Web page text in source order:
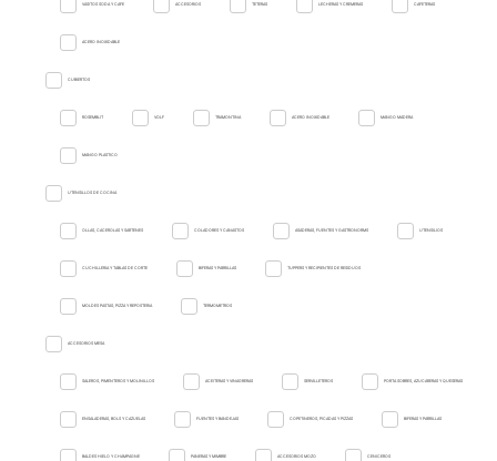
VASITOS SODA Y CAFE ACCESORIOS TETERAS LECHERAS Y CREMERAS CAFETERAS
ACERO INOXIDABLE
CUBIERTOS
ROSEMBLIT VOLF TRAMONTINA ACERO INOXIDABLE MANGO MADERA
MANGO PLASTICO
UTENSILLOS DE COCINA
OLLAS, CACEROLAS Y SARTENES COLADORES Y CANASTOS ASADERAS, FUENTES Y GASTRONORMS UTENSILIOS
CUCHILLERIA Y TABLAS DE CORTE BIFERAS Y PARRILLAS TUPPERS Y RECIPIENTES DE RESIDUOS
MOLDES PASTAS, PIZZA Y REPOSTERIA TERMOMETROS
ACCESORIOS MESA
SALEROS, PIMENTEROS Y MOLINILLOS ACEITERAS Y VINAGRERAS SERVILLETEROS PORTA SOBRES, AZUCARERAS Y QUESERAS
ENSALADERAS, BOLS Y CAZUELAS FUENTES Y BANDEJAS COPETINEROS, PICADAS Y PIZZAS BIFERAS Y PARRILLAS
BALDES HIELO Y CHAMPAGNE PANERAS Y MIMBRE ACCESORIOS MOZO CENICEROS